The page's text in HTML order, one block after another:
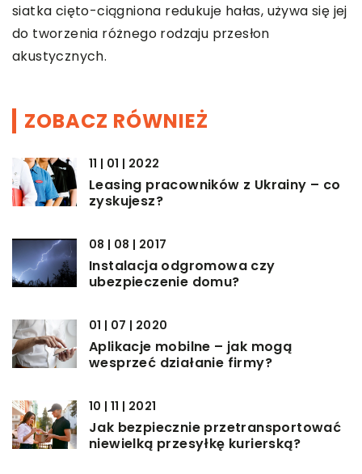
siatka cięto-ciągniona redukuje hałas, używa się jej
do tworzenia różnego rodzaju przesłon
akustycznych.
ZOBACZ RÓWNIEŻ
11 | 01 | 2022
Leasing pracowników z Ukrainy – co
zyskujesz?
08 | 08 | 2017
Instalacja odgromowa czy
ubezpieczenie domu?
01 | 07 | 2020
Aplikacje mobilne – jak mogą
wesprzeć działanie firmy?
10 | 11 | 2021
Jak bezpiecznie przetransportować
niewielką przesyłkę kurierską?